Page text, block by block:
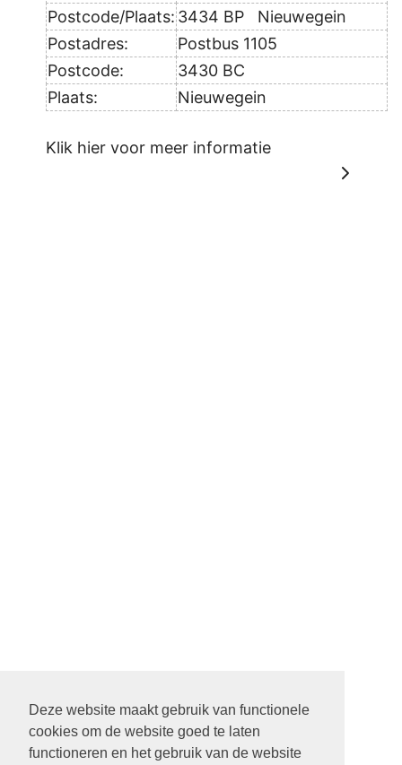
Deze website maakt gebruik van functionele
cookies om de website goed te laten
functioneren en het gebruik van de website
Postcode/Plaats: 3434 BP Nieuwegein
Postadres:
Postbus 1105
Postcode:
3430 BC
Plaats:
Nieuwegein
Klik hier voor meer informatie